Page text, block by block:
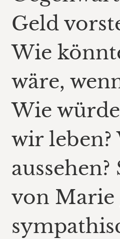
Geld
Wie
wäre,
Wie
wir leben?
von Marie